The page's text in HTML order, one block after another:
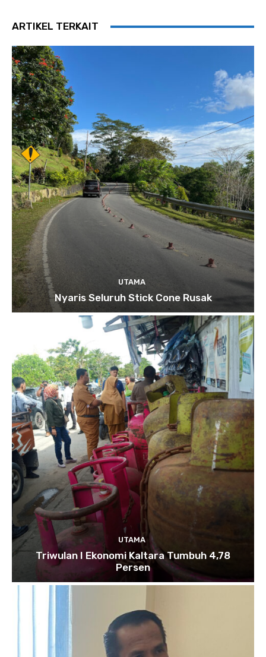
ARTIKEL TERKAIT
UTAMA
Nyaris Seluruh Stick Cone Rusak
UTAMA
Triwulan I Ekonomi Kaltara Tumbuh 4,78
Persen